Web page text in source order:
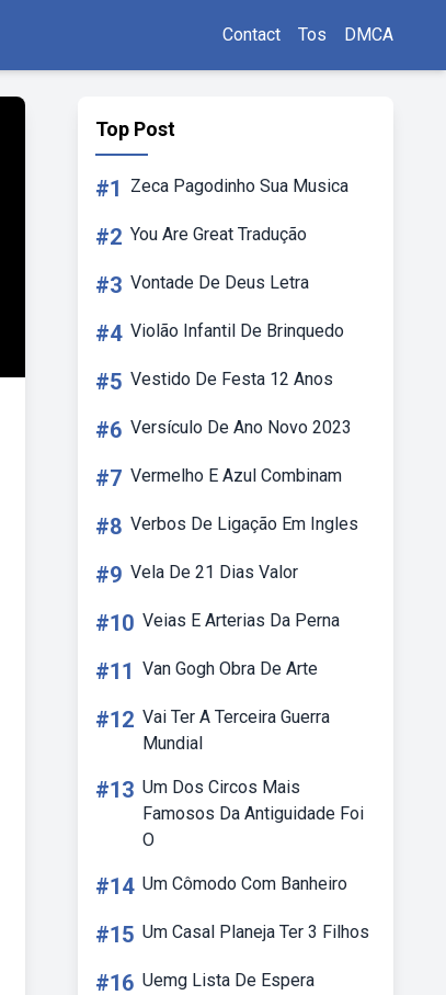
Contact Tos DMCA
Top Post
#1 Zeca Pagodinho Sua Musica
#2 You Are Great Tradução
#3 Vontade De Deus Letra
#4 Violão Infantil De Brinquedo
#5 Vestido De Festa 12 Anos
#6 Versículo De Ano Novo 2023
#7 Vermelho E Azul Combinam
#8 Verbos De Ligação Em Ingles
#9 Vela De 21 Dias Valor
#10 Veias E Arterias Da Perna
#11 Van Gogh Obra De Arte
#12 Vai Ter A Terceira Guerra
Mundial
#13 Um Dos Circos Mais
Famosos Da Antiguidade Foi
O
#14 Um Cômodo Com Banheiro
#15 Um Casal Planeja Ter 3 Filhos
#16 Uemg Lista De Espera